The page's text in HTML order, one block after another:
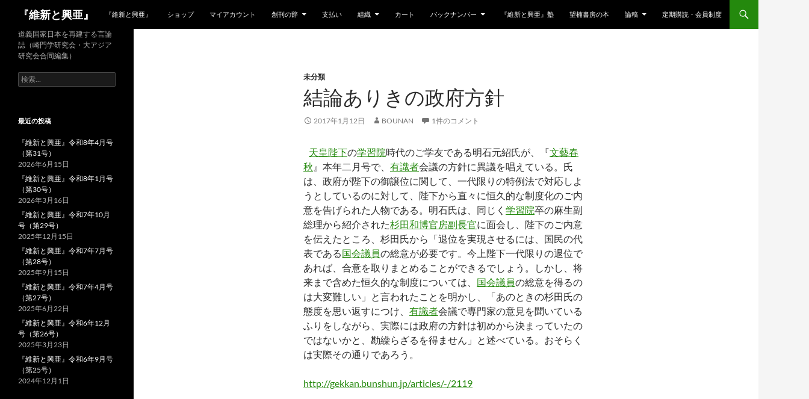
『維新と興亜』 『維新と興亜』 ショップ マイアカウント 創刊の辞 支払い 組織 カート バックナンバー 『維新と興亜』塾 望楠書房の本 論稿 定期購読・会員制度
未分類
結論ありきの政府方針
2017年1月12日 BOUNAN 1件のコメント
天皇陛下の学習院時代のご学友である明石元紹氏が、『文藝春
秋 』本年二月号で、 有識者会議の方針に異議を唱えている。氏
は、政府が陛下の御譲位に関して、一代限りの特例法で対応しよ
うとしているのに対して、陛下から直々に恒久的な制度化のご内
意を告げられた人物である。明石氏は、同じく 学習院卒の麻生副
総理から紹介された杉田和博官房副長官に面会し、陛下のご内意
を伝えたところ、杉田氏から「退位を実現させるには、国民の代
表である国会議員の総意が必要です。今上陛下一代限りの退位で
あれば、合意を取りまとめることができるでしょう。しかし、将
来まで含めた恒久的な制度については、 国会議員の総意を得るの
は大変難しい」と言われたことを明かし、「あのときの杉田氏の
態度を思い返すにつけ、 有識者会議で専門家の意見を聞いている
ふりをしながら、実際には政府の方針は初めから決まっていたの
ではないかと、勘繰らざるを得ません」と述べている。おそらく
は実際その通りであろう。
http://gekkan.bunshun.jp/articles/-/2119
道義国家日本を再建する言論
誌（崎門学研究会・大アジア
研究会合同編集）
検
索:
最近の投稿
『維新と興亜』令和8年4月号
（第31号）
2026年6月15日
『維新と興亜』令和8年1月号
（第30号）
2026年3月16日
『維新と興亜』令和7年10月
号（第29号）
2025年12月15日
『維新と興亜』令和7年7月号
（第28号）
2025年9月15日
『維新と興亜』令和7年4月号
（第27号）
2025年6月22日
『維新と興亜』令和6年12月
号（第26号）
2025年3月23日
『維新と興亜』令和6年9月号
（第25号）
2024年12月1日